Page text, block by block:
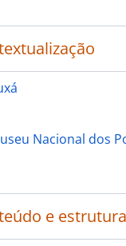
Nacional dos
e estrutura